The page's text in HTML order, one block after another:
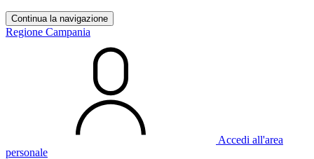
Continua la navigazione
Regione Campania
Accedi all'area
personale